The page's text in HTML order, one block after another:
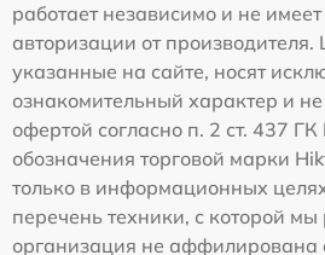
работает независимо и не
авторизации от
указанные на сайте, носят
ознакомительный характер и
офертой согласно п. 2 ст. 437
обозначения торговой марки
только в информационных
перечень техники, с которой
организация не аффилирована